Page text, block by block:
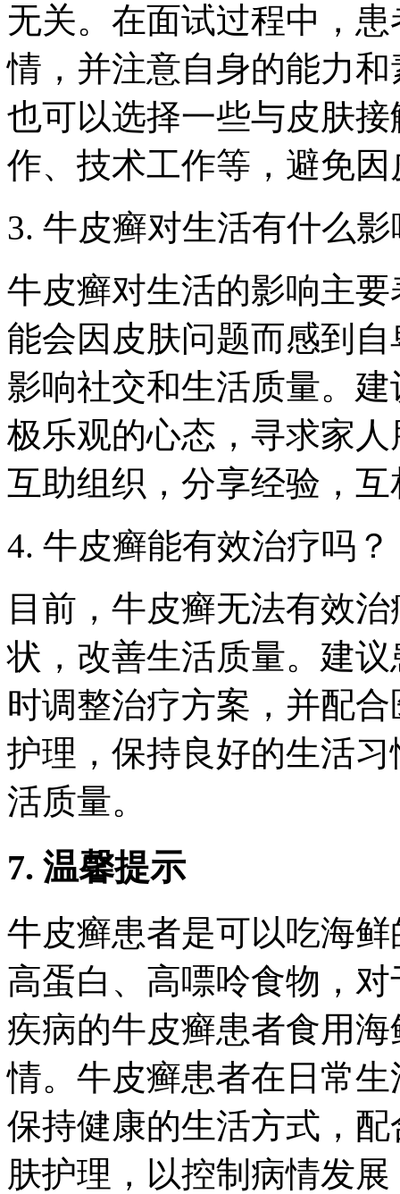
无关。在面试过程中，
情，并注意自身的能力
也可以选择一些与皮肤
作、技术工作等，避免
3. 牛皮癣对生活有什么
牛皮癣对生活的影响主
能会因皮肤问题而感到
影响社交和生活质量。
极乐观的心态，寻求家
互助组织，分享经验，
4. 牛皮癣能有效治疗吗？
目前，牛皮癣无法有效
状，改善生活质量。建
时调整治疗方案，并配
护理，保持良好的生活
活质量。
7. 温馨提示
牛皮癣患者是可以吃海
高蛋白、高嘌呤食物，
疾病的牛皮癣患者食用
情。牛皮癣患者在日常
保持健康的生活方式，
肤护理，以控制病情发